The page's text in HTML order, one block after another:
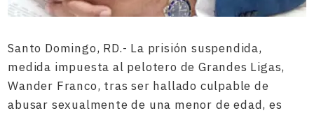
Santo Domingo, RD.- La prisión suspendida,
medida impuesta al pelotero de Grandes Ligas,
Wander Franco, tras ser hallado culpable de
abusar sexualmente de una menor de edad, es